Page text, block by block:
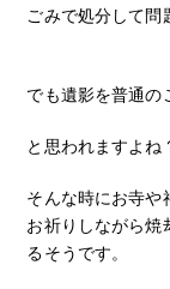
ごみで処分して問
でも遺影を普通
と思われますよね
そんな時にお寺や
お祈りしながら焼
るそうです。